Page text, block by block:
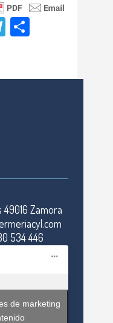
Telegram
Zamora
534 446
de marketing